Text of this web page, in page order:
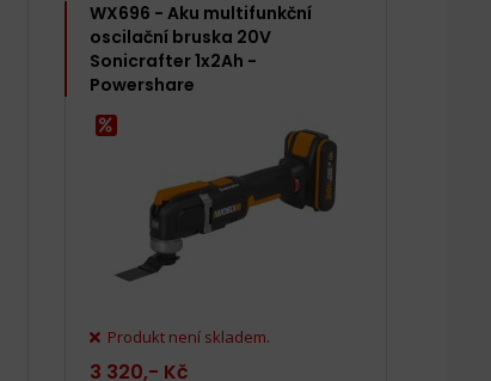
WX696 - Aku multifunkční
oscilační bruska 20V
Sonicrafter 1x2Ah -
Powershare
Produkt není skladem.
3 320,- Kč